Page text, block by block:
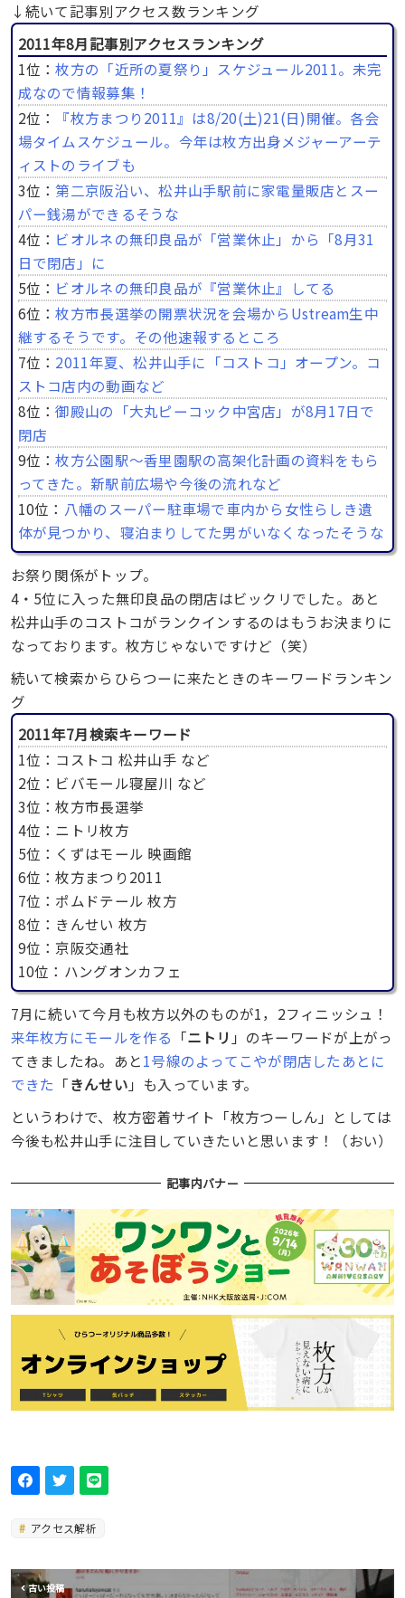
↓続いて記事別アクセス数ランキング
2011年8月記事別アクセスランキング
1位：枚方の「近所の夏祭り」スケジュール2011。未完
成なので情報募集！
2位：
『枚方まつり2011』は8/20(土)21(日)開催。各会
場タイムスケジュール。今年は枚方出身メジャーアーテ
ィストのライブも
3位：第二京阪沿い、松井山手駅前に家電量販店とスー
パー銭湯ができるそうな
4位： ビオルネの無印良品が「営業休止」から「8月31
日で閉店」に
5位： ビオルネの無印良品が『営業休止』してる
6位：枚方市長選挙の開票状況を会場からUstream生中
継するそうです。その他速報するところ
7位： 2011年夏、松井山手に「コストコ」オープン。コ
ストコ店内の動画など
8位：御殿山の「大丸ピーコック中宮店」が8月17日で
閉店
9位：枚方公園駅～香里園駅の高架化計画の資料をもら
ってきた。新駅前広場や今後の流れなど
10位： 八幡のスーパー駐車場で車内から女性らしき遺
体が見つかり、寝泊まりしてた男がいなくなったそうな
お祭り関係がトップ。
4・5位に入った無印良品の閉店はビックリでした。あと
松井山手のコストコがランクインするのはもうお決まりに
なっております。枚方じゃないですけど（笑）
続いて検索からひらつーに来たときのキーワードランキン
グ
2011年7月検索キーワード
1位：コストコ 松井山手 など
2位：ビバモール寝屋川 など
3位：枚方市長選挙
4位：ニトリ枚方
5位：くずはモール 映画館
6位：枚方まつり2011
7位：ポムドテール 枚方
8位：きんせい 枚方
9位：京阪交通社
10位：ハングオンカフェ
7月に続いて今月も枚方以外のものが1，2フィニッシュ！
来年枚方にモールを作る 「ニトリ 」のキーワードが上がっ
てきましたね。あと1号線のよってこやが閉店したあとに
できた 「きんせい 」も入っています。
というわけで、枚方密着サイト「枚方つーしん」としては
今後も松井山手に注目していきたいと思います！（おい）
記事内バナー
アクセス解析
古い投稿